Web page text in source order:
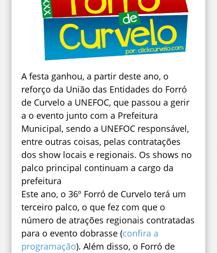
A festa ganhou, a partir deste ano, o
reforço da União das Entidades do Forró
de Curvelo a UNEFOC, que passou a gerir
a o evento junto com a Prefeitura
Municipal, sendo a UNEFOC responsável,
entre outras coisas, pelas contratações
dos show locais e regionais. Os shows no
palco principal continuam a cargo da
prefeitura
Este ano, o 36º Forró de Curvelo terá um
terceiro palco, o que fez com que o
número de atrações regionais contratadas
para o evento dobrasse (confira a
programação). Além disso, o Forró de